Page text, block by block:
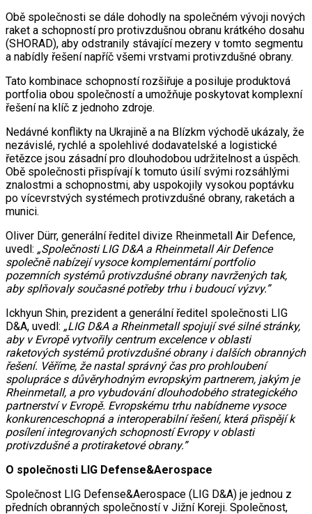
Obě společnosti se dále dohodly na společném vývoji nových
raket a schopností pro protivzdušnou obranu krátkého dosahu
(SHORAD), aby odstranily stávající mezery v tomto segmentu
a nabídly řešení napříč všemi vrstvami protivzdušné obrany.
Tato kombinace schopností rozšiřuje a posiluje produktová
portfolia obou společností a umožňuje poskytovat komplexní
řešení na klíč z jednoho zdroje.
Nedávné konflikty na Ukrajině a na Blízkm východě ukázaly, že
nezávislé, rychlé a spolehlivé dodavatelské a logistické
řetězce jsou zásadní pro dlouhodobou udržitelnost a úspěch.
Obě společnosti přispívají k tomuto úsilí svými rozsáhlými
znalostmi a schopnostmi, aby uspokojily vysokou poptávku
po vícevrstvých systémech protivzdušné obrany, raketách a
munici.
Oliver Dürr, generální ředitel divize Rheinmetall Air Defence,
uvedl: „Společnosti LIG D&A a Rheinmetall Air Defence
společně nabízejí vysoce komplementární portfolio
pozemních systémů protivzdušné obrany navržených tak,
aby splňovaly současné potřeby trhu i budoucí výzvy.”
Ickhyun Shin, prezident a generální ředitel společnosti LIG
D&A, uvedl: „LIG D&A a Rheinmetall spojují své silné stránky,
aby v Evropě vytvořily centrum excelence v oblasti
raketových systémů protivzdušné obrany i dalších obranných
řešení. Věříme, že nastal správný čas pro prohloubení
spolupráce s důvěryhodným evropským partnerem, jakým je
Rheinmetall, a pro vybudování dlouhodobého strategického
partnerství v Evropě. Evropskému trhu nabídneme vysoce
konkurenceschopná a interoperabilní řešení, která přispějí k
posílení integrovaných schopností Evropy v oblasti
protivzdušné a protiraketové obrany.”
O společnosti LIG Defense&Aerospace
Společnost LIG Defense&Aerospace (LIG D&A) je jednou z
předních obranných společností v Jižní Koreji. Společnost,